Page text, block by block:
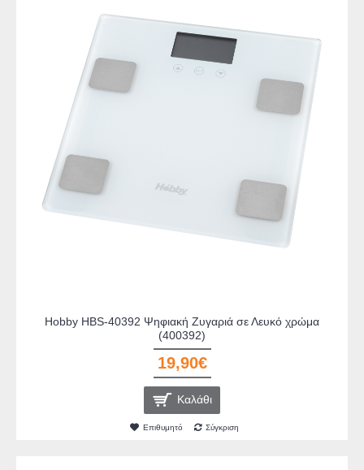
Hobby HBS-40392 Ψηφιακή Ζυγαριά σε Λευκό χρώμα
(400392)
19,90€
Καλάθι
Επιθυμητό Σύγκριση